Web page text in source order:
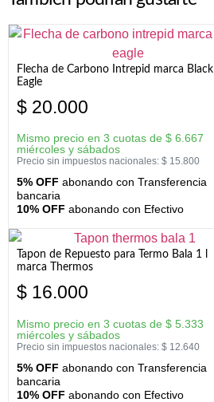
Flecha de Carbono Intrepid marca Black
Eagle
$ 20.000
Mismo precio en 3 cuotas de $ 6.667
miércoles y sábados
Precio sin impuestos nacionales: $ 15.800
5% OFF abonando con Transferencia
bancaria
10% OFF abonando con Efectivo
Tapon de Repuesto para Termo Bala 1 l
marca Thermos
$ 16.000
Mismo precio en 3 cuotas de $ 5.333
miércoles y sábados
Precio sin impuestos nacionales: $ 12.640
5% OFF abonando con Transferencia
bancaria
10% OFF abonando con Efectivo